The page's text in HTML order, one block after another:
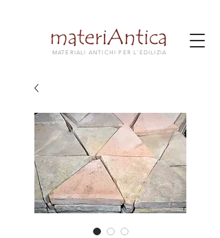
MATERIALI ANTICHI PER L'EDILIZIA